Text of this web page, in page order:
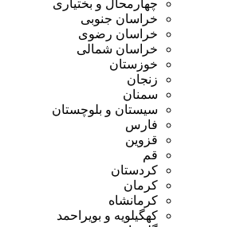
چهارمحال و بختیاری
خراسان جنوبی
خراسان رضوی
خراسان شمالی
خوزستان
زنجان
سمنان
سیستان و بلوچستان
فارس
قزوین
قم
کردستان
کرمان
کرمانشاه
کهگیلویه و بویراحمد